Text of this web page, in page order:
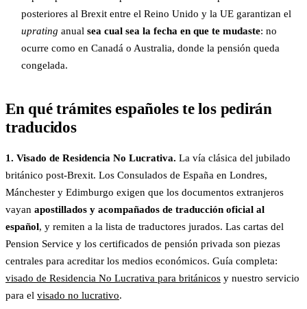
posteriores al Brexit entre el Reino Unido y la UE garantizan el
uprating anual sea cual sea la fecha en que te mudaste: no
ocurre como en Canadá o Australia, donde la pensión queda
congelada.
En qué trámites españoles te los pedirán
traducidos
1. Visado de Residencia No Lucrativa. La vía clásica del jubilado
británico post-Brexit. Los Consulados de España en Londres,
Mánchester y Edimburgo exigen que los documentos extranjeros
vayan apostillados y acompañados de traducción oficial al
español, y remiten a la lista de traductores jurados. Las cartas del
Pension Service y los certificados de pensión privada son piezas
centrales para acreditar los medios económicos. Guía completa:
visado de Residencia No Lucrativa para británicos y nuestro servicio
para el visado no lucrativo.